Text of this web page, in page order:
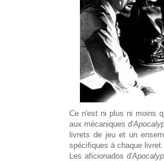
Ce n'est ni plus ni moins
aux mécaniques d'
livrets de jeu et un
spécifiques à chaque livret.
Les aficionados d'